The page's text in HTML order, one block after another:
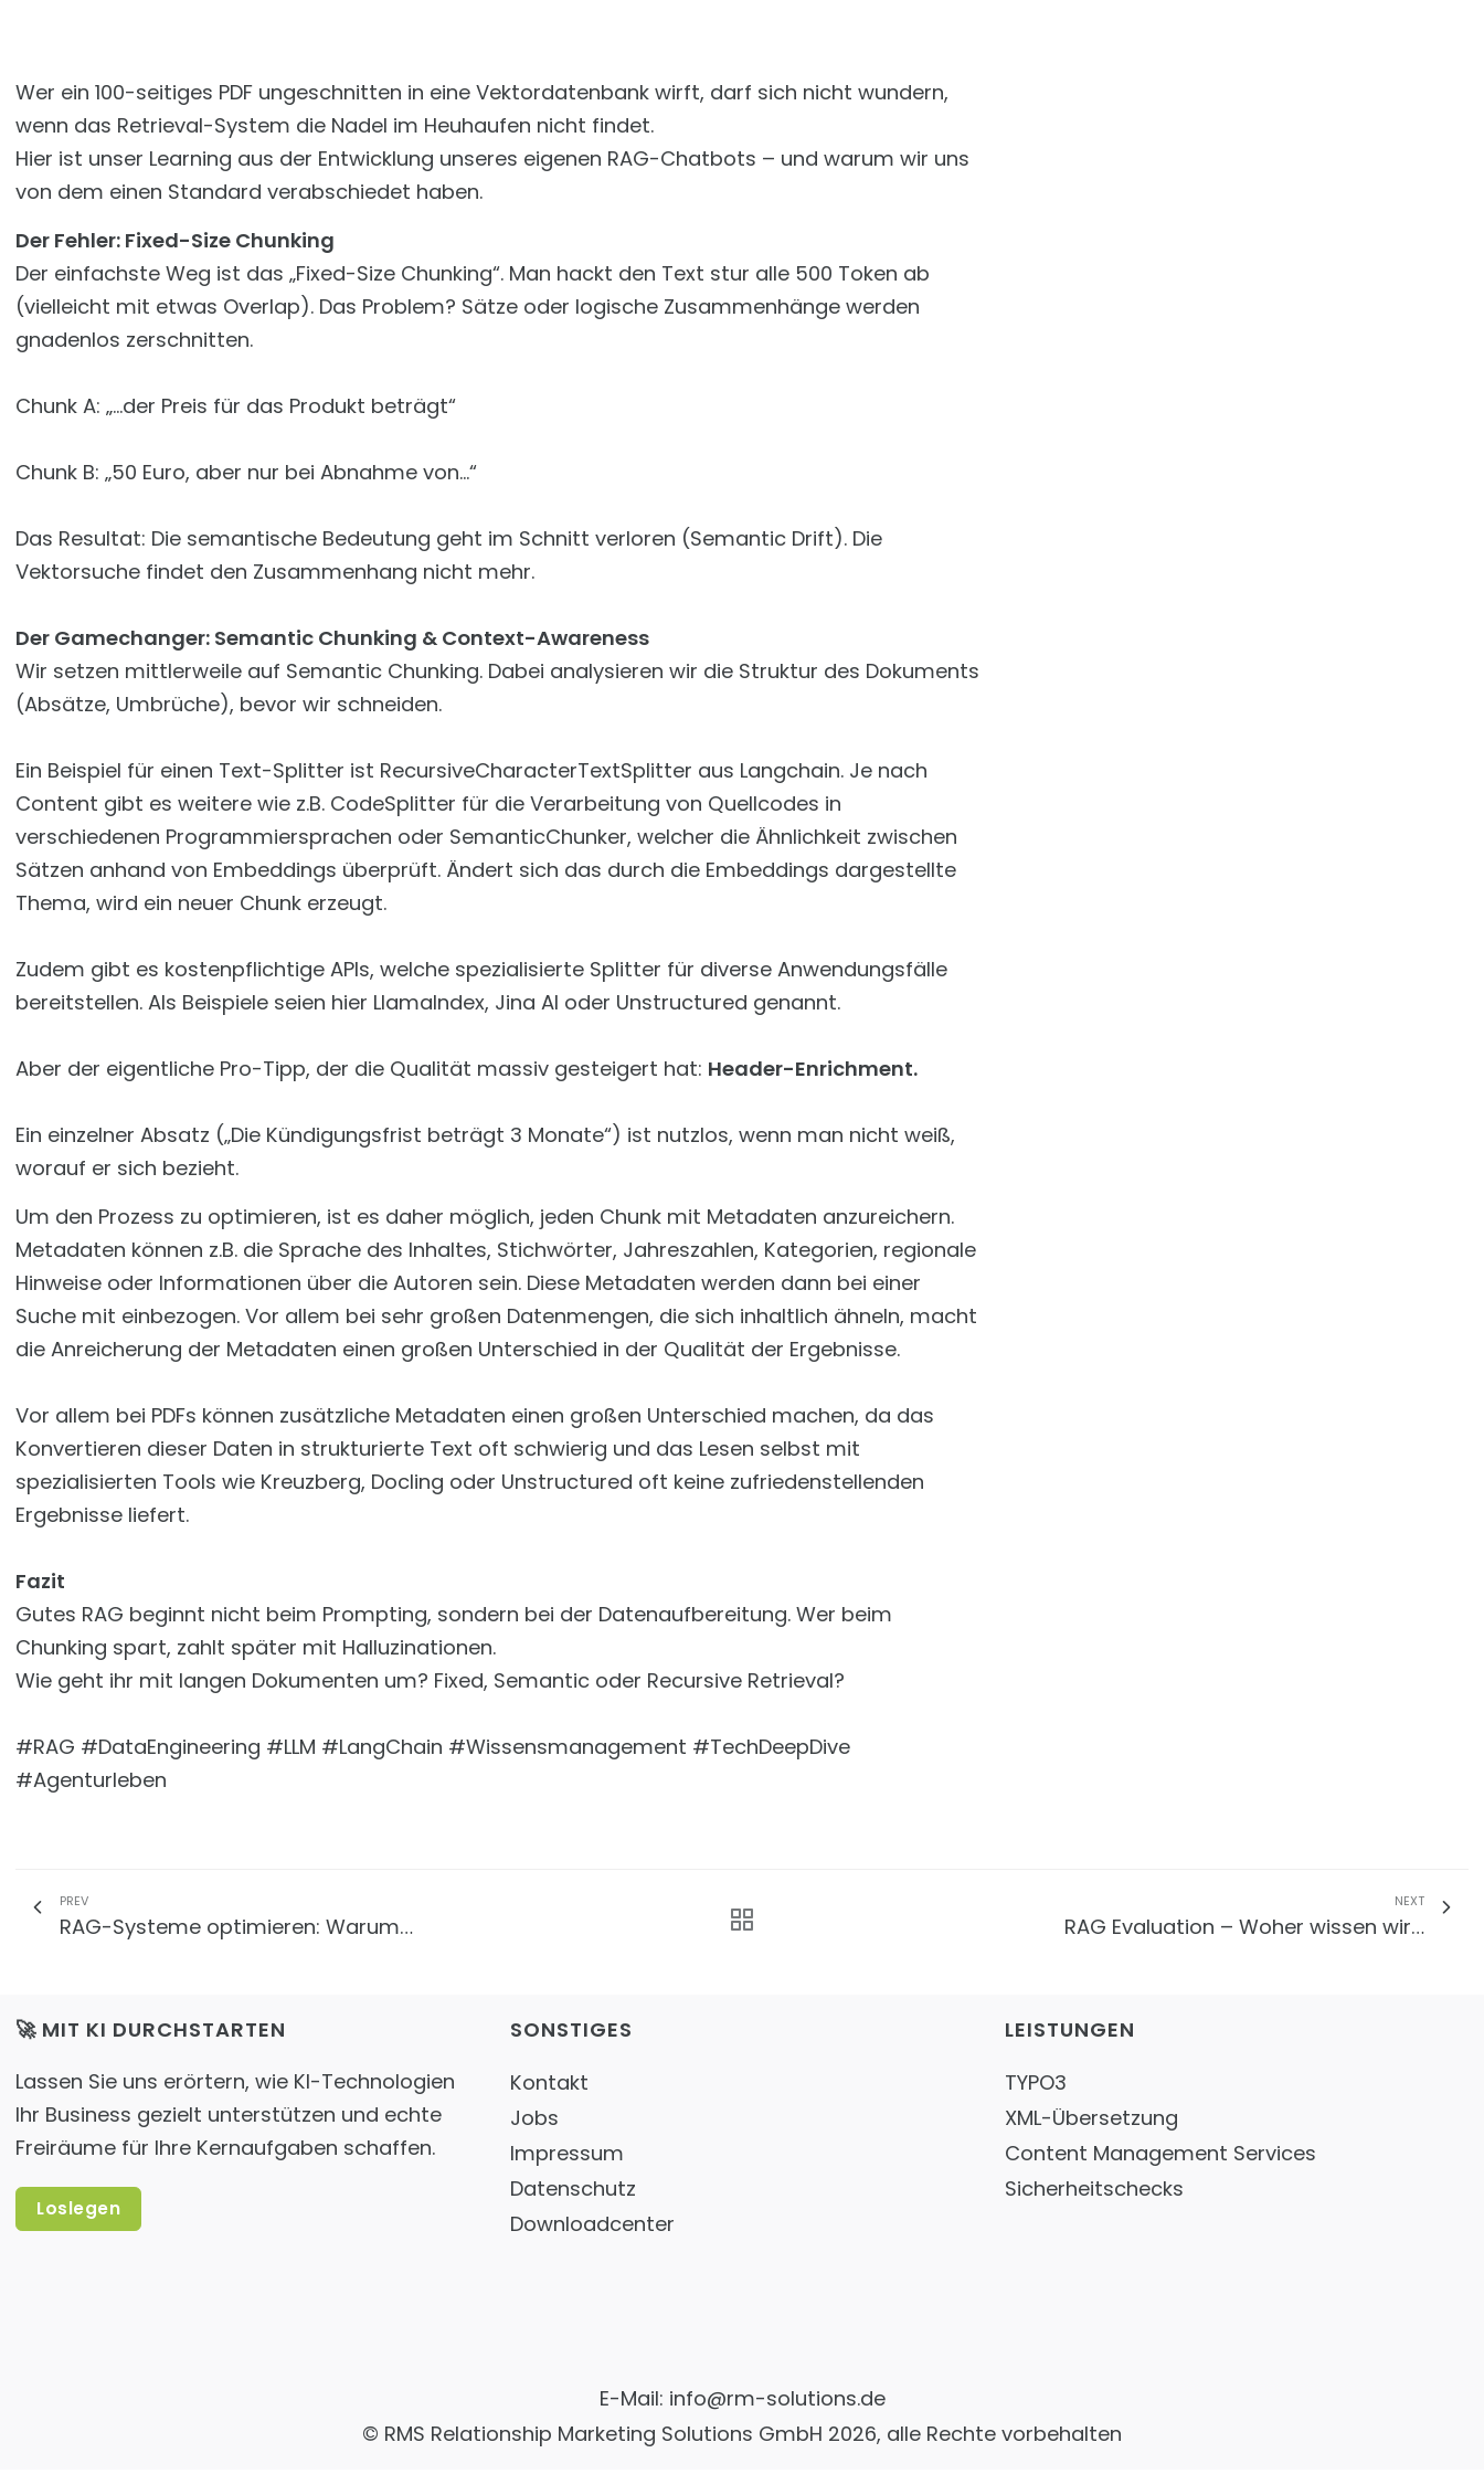
Wer ein 100-seitiges PDF ungeschnitten in eine Vektordatenbank wirft, darf sich nicht wundern,
wenn das Retrieval-System die Nadel im Heuhaufen nicht findet.
Hier ist unser Learning aus der Entwicklung unseres eigenen RAG-Chatbots – und warum wir uns
von dem einen Standard verabschiedet haben.
Der Fehler: Fixed-Size Chunking
Der einfachste Weg ist das „Fixed-Size Chunking“. Man hackt den Text stur alle 500 Token ab
(vielleicht mit etwas Overlap). Das Problem? Sätze oder logische Zusammenhänge werden
gnadenlos zerschnitten.
Chunk A: „...der Preis für das Produkt beträgt“
Chunk B: „50 Euro, aber nur bei Abnahme von...“
Das Resultat: Die semantische Bedeutung geht im Schnitt verloren (Semantic Drift). Die
Vektorsuche findet den Zusammenhang nicht mehr.
Der Gamechanger: Semantic Chunking & Context-Awareness
Wir setzen mittlerweile auf Semantic Chunking. Dabei analysieren wir die Struktur des Dokuments
(Absätze, Umbrüche), bevor wir schneiden.
Ein Beispiel für einen Text-Splitter ist RecursiveCharacterTextSplitter aus Langchain. Je nach
Content gibt es weitere wie z.B. CodeSplitter für die Verarbeitung von Quellcodes in
verschiedenen Programmiersprachen oder SemanticChunker, welcher die Ähnlichkeit zwischen
Sätzen anhand von Embeddings überprüft. Ändert sich das durch die Embeddings dargestellte
Thema, wird ein neuer Chunk erzeugt.
Zudem gibt es kostenpflichtige APIs, welche spezialisierte Splitter für diverse Anwendungsfälle
bereitstellen. Als Beispiele seien hier LlamaIndex, Jina AI oder Unstructured genannt.
Aber der eigentliche Pro-Tipp, der die Qualität massiv gesteigert hat: Header-Enrichment.
Ein einzelner Absatz („Die Kündigungsfrist beträgt 3 Monate“) ist nutzlos, wenn man nicht weiß,
worauf er sich bezieht.
Um den Prozess zu optimieren, ist es daher möglich, jeden Chunk mit Metadaten anzureichern.
Metadaten können z.B. die Sprache des Inhaltes, Stichwörter, Jahreszahlen, Kategorien, regionale
Hinweise oder Informationen über die Autoren sein. Diese Metadaten werden dann bei einer
Suche mit einbezogen. Vor allem bei sehr großen Datenmengen, die sich inhaltlich ähneln, macht
die Anreicherung der Metadaten einen großen Unterschied in der Qualität der Ergebnisse.
Vor allem bei PDFs können zusätzliche Metadaten einen großen Unterschied machen, da das
Konvertieren dieser Daten in strukturierte Text oft schwierig und das Lesen selbst mit
spezialisierten Tools wie Kreuzberg, Docling oder Unstructured oft keine zufriedenstellenden
Ergebnisse liefert.
Fazit
Gutes RAG beginnt nicht beim Prompting, sondern bei der Datenaufbereitung. Wer beim
Chunking spart, zahlt später mit Halluzinationen.
Wie geht ihr mit langen Dokumenten um? Fixed, Semantic oder Recursive Retrieval?
#RAG #DataEngineering #LLM #LangChain #Wissensmanagement #TechDeepDive
#Agenturleben
PREV
RAG-Systeme optimieren: Warum…
NEXT
RAG Evaluation – Woher wissen wir…
🚀 MIT KI DURCHSTARTEN
Lassen Sie uns erörtern, wie KI-Technologien
Ihr Business gezielt unterstützen und echte
Freiräume für Ihre Kernaufgaben schaffen.
Loslegen
SONSTIGES
Kontakt
Jobs
Impressum
Datenschutz
Downloadcenter
LEISTUNGEN
TYPO3
XML-Übersetzung
Content Management Services
Sicherheitschecks
E-Mail: info@rm-solutions.de
© RMS Relationship Marketing Solutions GmbH 2026, alle Rechte vorbehalten